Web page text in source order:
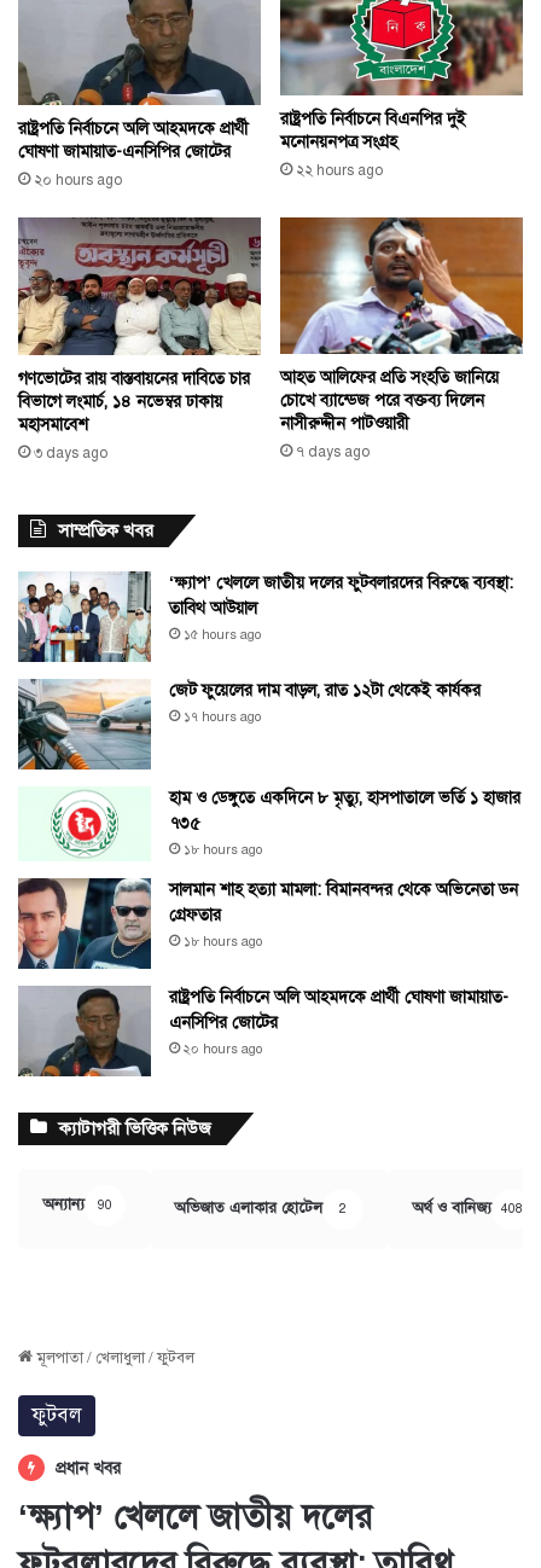
রাষ্ট্রপতি নির্বাচনে অলি আহমদকে প্রার্থী
ঘোষণা জামায়াত-এনসিপির জোটের
২০ hours ago
রাষ্ট্রপতি নির্বাচনে বিএনপির দুই
মনোনয়নপত্র সংগ্রহ
২২ hours ago
গণভোটের রায় বাস্তবায়নের দাবিতে চার
বিভাগে লংমার্চ, ১৪ নভেম্বর ঢাকায়
মহাসমাবেশ
৩ days ago
আহত আলিফের প্রতি সংহতি জানিয়ে
চোখে ব্যান্ডেজ পরে বক্তব্য দিলেন
নাসীরুদ্দীন পাটওয়ারী
৭ days ago
সাম্প্রতিক খবর
‘ক্ষ্যাপ’ খেললে জাতীয় দলের ফুটবলারদের বিরুদ্ধে ব্যবস্থা:
তাবিথ আউয়াল
১৫ hours ago
জেট ফুয়েলের দাম বাড়ল, রাত ১২টা থেকেই কার্যকর
১৭ hours ago
হাম ও ডেঙ্গুতে একদিনে ৮ মৃত্যু, হাসপাতালে ভর্তি ১ হাজার
৭৩৫
১৮ hours ago
সালমান শাহ হত্যা মামলা: বিমানবন্দর থেকে অভিনেতা ডন
গ্রেফতার
১৮ hours ago
রাষ্ট্রপতি নির্বাচনে অলি আহমদকে প্রার্থী ঘোষণা জামায়াত-
এনসিপির জোটের
২০ hours ago
ক্যাটাগরী ভিত্তিক নিউজ
অন্যান্য 90 অভিজাত এলাকার হোটেল 2 অর্থ ও বানিজ্য 408